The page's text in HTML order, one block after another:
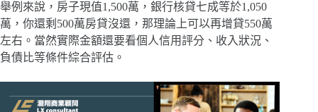
舉例來說，房子現值1,500萬，銀行核貸七成等於1,050
萬，你還剩500萬房貸沒還，那理論上可以再增貸550萬
左右。當然實際金額還要看個人信用評分、收入狀況、
負債比等條件綜合評估。